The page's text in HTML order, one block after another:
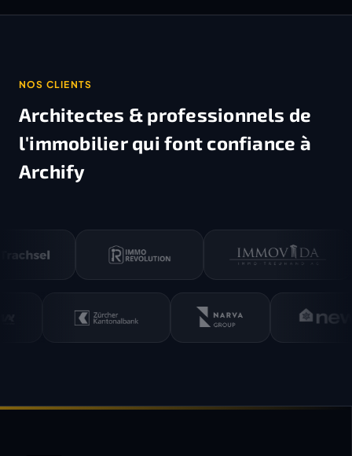
NOS CLIENTS
Architectes & professionnels de
l'immobilierqui font confiance à
Archify